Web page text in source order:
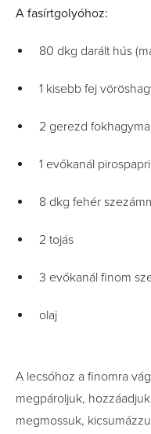
A fasírtgolyóhoz:
80 dkg darált hús
1 kisebb fej
2 gerezd fokhagyma
1 evőkanál
8 dkg fehér
2 tojás
3 evőkanál finom
olaj
A lecsóhoz a finomra
megpároljuk,
megmossuk,